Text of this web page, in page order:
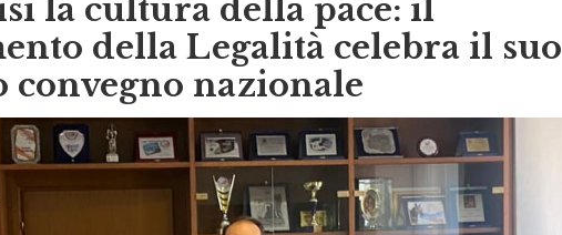
la cultura della pace: il
della Legalità celebra il suo
convegno nazionale